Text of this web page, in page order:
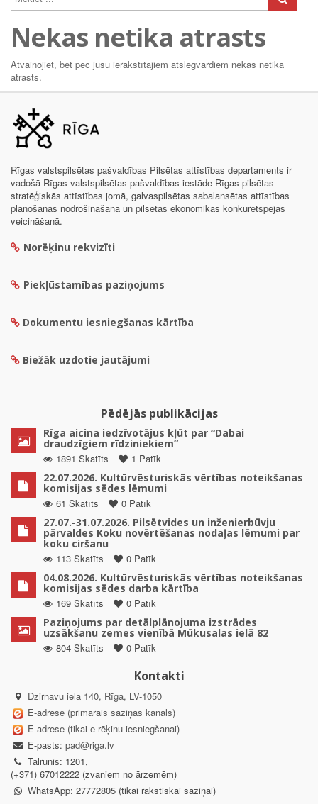
Nekas netika atrasts
Atvainojiet, bet pēc jūsu ierakstītajiem atslēgvārdiem nekas netika
atrasts.
Rīgas valstspilsētas pašvaldības Pilsētas attīstības departaments ir
vadošā Rīgas valstspilsētas pašvaldības iestāde Rīgas pilsētas
stratēģiskās attīstības jomā, galvaspilsētas sabalansētas attīstības
plānošanas nodrošināšanā un pilsētas ekonomikas konkurētspējas
veicināšanā.
Norēķinu rekvizīti
Piekļūstamības paziņojums
Dokumentu iesniegšanas kārtība
Biežāk uzdotie jautājumi
Pēdējās publikācijas
Rīga aicina iedzīvotājus kļūt par “Dabai
draudzīgiem rīdziniekiem”
1891 Skatīts
1 Patīk
22.07.2026. Kultūrvēsturiskās vērtības noteikšanas
komisijas sēdes lēmumi
61 Skatīts
0 Patīk
27.07.-31.07.2026. Pilsētvides un inženierbūvju
pārvaldes Koku novērtēšanas nodaļas lēmumi par
koku ciršanu
113 Skatīts
0 Patīk
04.08.2026. Kultūrvēsturiskās vērtības noteikšanas
komisijas sēdes darba kārtība
169 Skatīts
0 Patīk
Paziņojums par detālplānojuma izstrādes
uzsākšanu zemes vienībā Mūkusalas ielā 82
804 Skatīts
0 Patīk
Kontakti
Dzirnavu iela 140, Rīga, LV-1050
E-adrese (primārais saziņas kanāls)
E-adrese (tikai e-rēķinu iesniegšanai)
E-pasts: pad@riga.lv
Tālrunis: 1201,
(+371) 67012222 (zvaniem no ārzemēm)
WhatsApp: 27772805 (tikai rakstiskai saziņai)